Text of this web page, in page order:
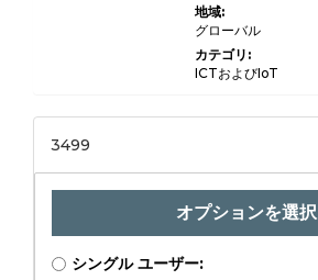
-2032別のオンライン取引
プラットフォーム市場規模
地域:
グローバル
カテゴリ:
ICTおよびIoT
3499
オプションを選択
シングル ユーザー: